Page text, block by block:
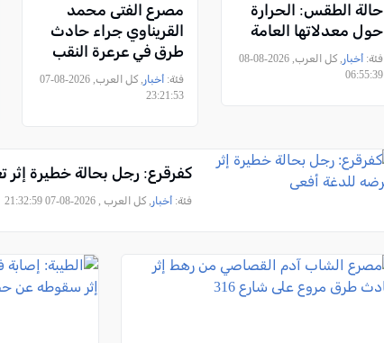
حالة الطقس: الحرارة
حول معدلاتها العامة
فئة: أخبار
, كل العرب, 2026-08-08
06:55:39
مصرع الفتى محمد
القريناوي جراء حادث
طرق في عرعرة النقب
فئة: أخبار
, كل العرب, 2026-08-07
23:21:53
كفرقرع: رجل بحالة خطيرة إثر
فئة: أخبار , كل العرب , 2026-08-07 21:32:59